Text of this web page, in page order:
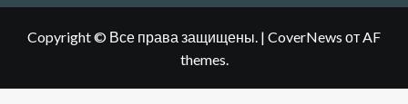
Copyright © Все права защищены. | CoverNews от AF
themes.